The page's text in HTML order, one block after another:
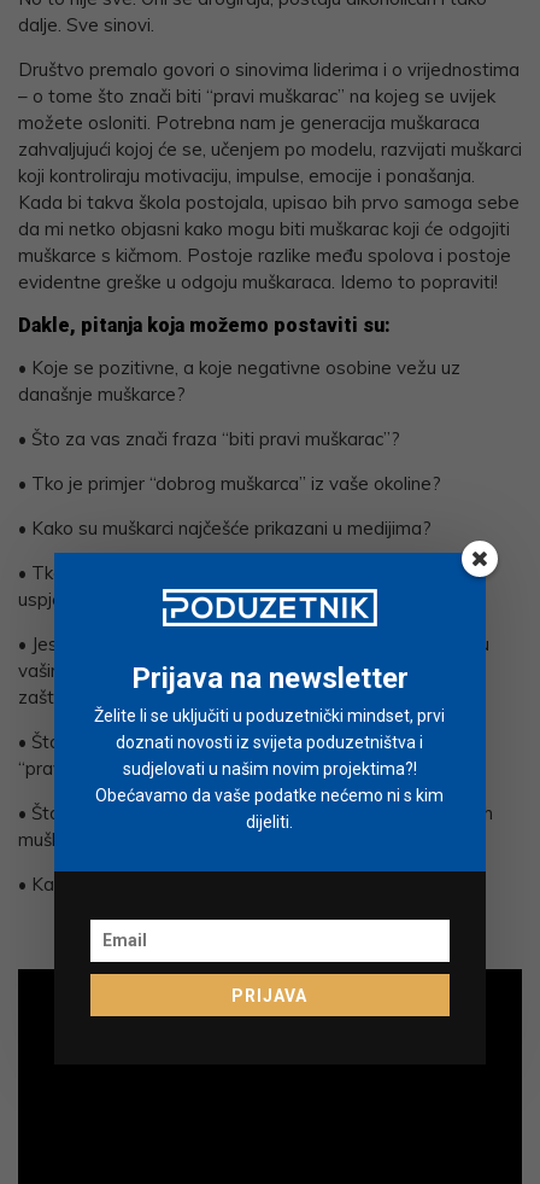
dalje. Sve sinovi.
Društvo premalo govori o sinovima liderima i o vrijednostima
– o tome što znači biti “pravi muškarac” na kojeg se uvijek
možete osloniti. Potrebna nam je generacija muškaraca
zahvaljujući kojoj će se, učenjem po modelu, razvijati muškarci
koji kontroliraju motivaciju, impulse, emocije i ponašanja.
Kada bi takva škola postojala, upisao bih prvo samoga sebe
da mi netko objasni kako mogu biti muškarac koji će odgojiti
muškarce s kičmom. Postoje razlike među spolova i postoje
evidentne greške u odgoju muškaraca. Idemo to popraviti!
Dakle, pitanja koja možemo postaviti su:
• Koje se pozitivne, a koje negativne osobine vežu uz
današnje muškarce?
• Što za vas znači fraza “biti pravi muškarac”?
• Tko je primjer “dobrog muškarca” iz vaše okoline?
• Kako su muškarci najčešće prikazani u medijima?
• Tko su vaši muški uzori? Jesu li to osobe koje su samo
uspješne ili su i plemenite i poštene?
• Jesu li muškarci oko vas, koje svakodnevno susrećete, u
vašim očima “pravi muškarci”? Ako jesu, zašto? Ako nisu,
zašto?
• Što muškarci trebaju raditi kako bi utjecali na stvaranje
“pravih muškaraca”?
• Što žene trebaju raditi drugačije kako bi bilo više “pravih
muškaraca”?
• Kako roditelji trebaju odgajati mušku djecu?
Prijava na newsletter
Želite li se uključiti u poduzetnički mindset, prvi
doznati novosti iz svijeta poduzetništva i
sudjelovati u našim novim projektima?!
Obećavamo da vaše podatke nećemo ni s kim
dijeliti.
PRIJAVA